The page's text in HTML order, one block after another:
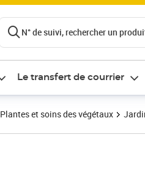
N° de suivi, rechercher un
Le transfert de courrier
Plantes et soins des végétaux